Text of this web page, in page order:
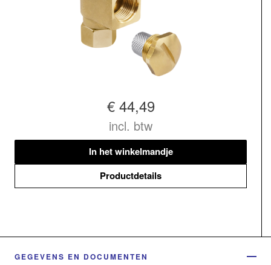
€ 44,49
incl. btw
In het winkelmandje
Productdetails
GEGEVENS EN DOCUMENTEN